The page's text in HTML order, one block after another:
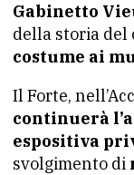
Gabinetto
della storia del
costume ai
Il Forte,
continuerà
espositiva
svolgimento di